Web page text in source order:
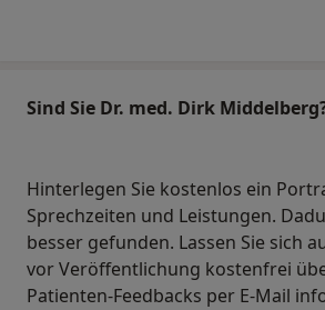
Sind Sie Dr. med. Dirk
Hinterlegen Sie kostenlos ein
Sprechzeiten und Leistungen.
besser gefunden. Lassen Sie sich
vor Veröffentlichung kostenfrei
Patienten-Feedbacks per E-Mail